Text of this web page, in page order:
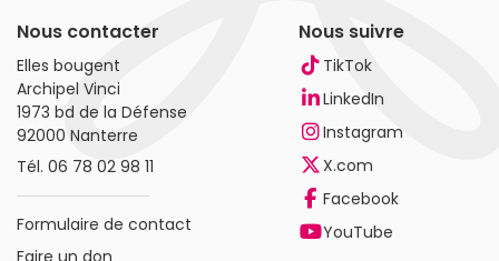
Nous contacter
Elles bougent
Archipel Vinci
1973 bd de la Défense
92000 Nanterre
Tél. 06 78 02 98 11
Formulaire de contact
Faire un don
Nous suivre
TikTok
LinkedIn
Instagram
X.com
Facebook
YouTube